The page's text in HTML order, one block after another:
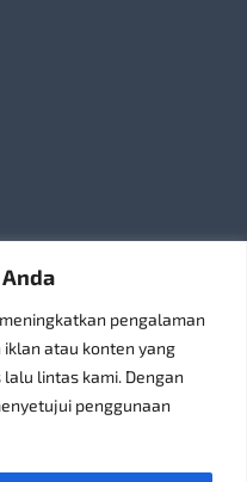
pengalaman
atau konten yang
lintas kami. Dengan
penggunaan
Vertikal
in Singapore
Kebutuhan
Bisnis
Terbaik